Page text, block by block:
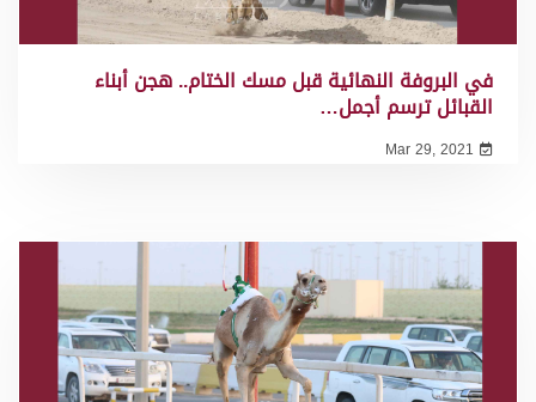
في البروفة النهائية قبل مسك الختام.. هجن أبناء
القبائل ترسم أجمل…
Mar 29, 2021